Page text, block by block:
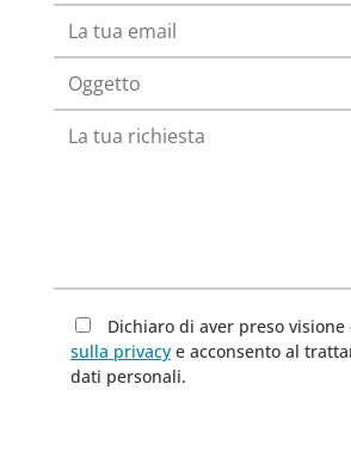
Dichiaro di aver preso visione
sulla privacye acconsento al
dati personali.